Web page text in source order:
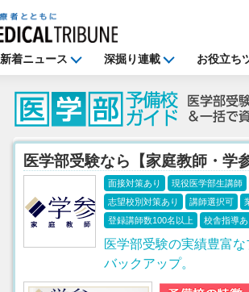
新着ニュース 深掘り連載 お役立ち
医学部受験なら【家庭教師・学参
面接対策あり 現役医学部生講師
志望校別対策あり
講師選択可
登録講師数100名以上
校舎指導あ
医学部受験の実績豊富
バックアップ。